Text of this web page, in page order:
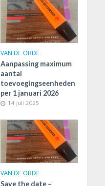
VAN DE ORDE
Aanpassing maximum
aantal
toevoegingseenheden
per 1 januari 2026
14 juli 2025
VAN DE ORDE
Save the date –